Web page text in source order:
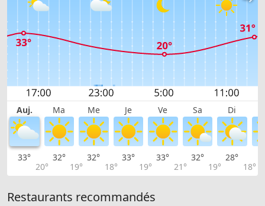
Auj. Ma Me Je Ve Sa Di
33°
20°
32°
19°
32°
18°
33°
19°
33°
21°
32°
19°
28°
18°
Restaurants recommandés